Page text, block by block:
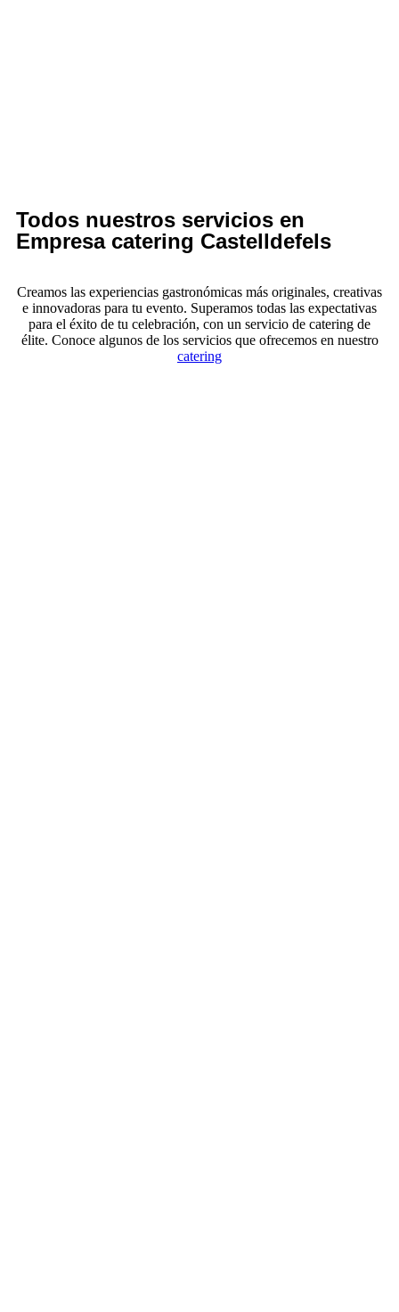
Todos nuestros servicios en
Empresa catering Castelldefels
Creamos las experiencias gastronómicas más originales, creativas
e innovadoras para tu evento. Superamos todas las expectativas
para el éxito de tu celebración, con un servicio de catering de
élite. Conoce algunos de los servicios que ofrecemos en nuestro
catering